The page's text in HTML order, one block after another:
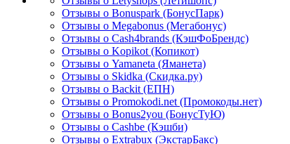
Отзывы о Bonuspark (БонусПарк)
Отзывы о Megabonus (Мегабонус)
Отзывы о Cash4brands (КэшФоБрендс)
Отзывы о Kopikot (Копикот)
Отзывы о Yamaneta (Яманета)
Отзывы о Skidka (Скидка.ру)
Отзывы о Backit (ЕПН)
Отзывы о Promokodi.net (Промокоды.нет)
Отзывы о Bonus2you (БонусТуЮ)
Отзывы о Cashbe (Кэшби)
Отзывы о Extrabux (ЭкстарБакс)